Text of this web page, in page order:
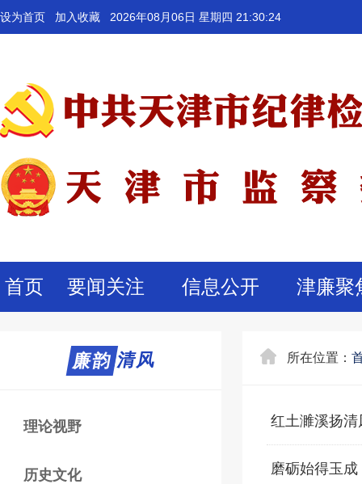
设为首页 加入收藏 2026年08月06日 星期四 21:30:24
首页 要闻关注 信息公开 津廉聚
廉韵清风
廉韵
理论视野
历史文化
所在位置：
红土濉溪扬
磨砺始得玉成